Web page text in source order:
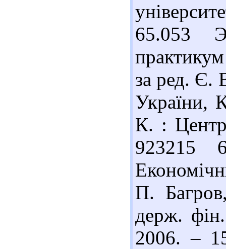
65.053
за ред. Є.
України,
К. :
923215
П.
держ.
2006. –